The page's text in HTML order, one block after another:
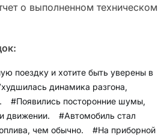
о выполненном техническом
поездку и хотите быть уверены в
динамика разгона,
#Появились посторонние шумы,
движении.
#Автомобиль стал
чем обычно.
#На приборной